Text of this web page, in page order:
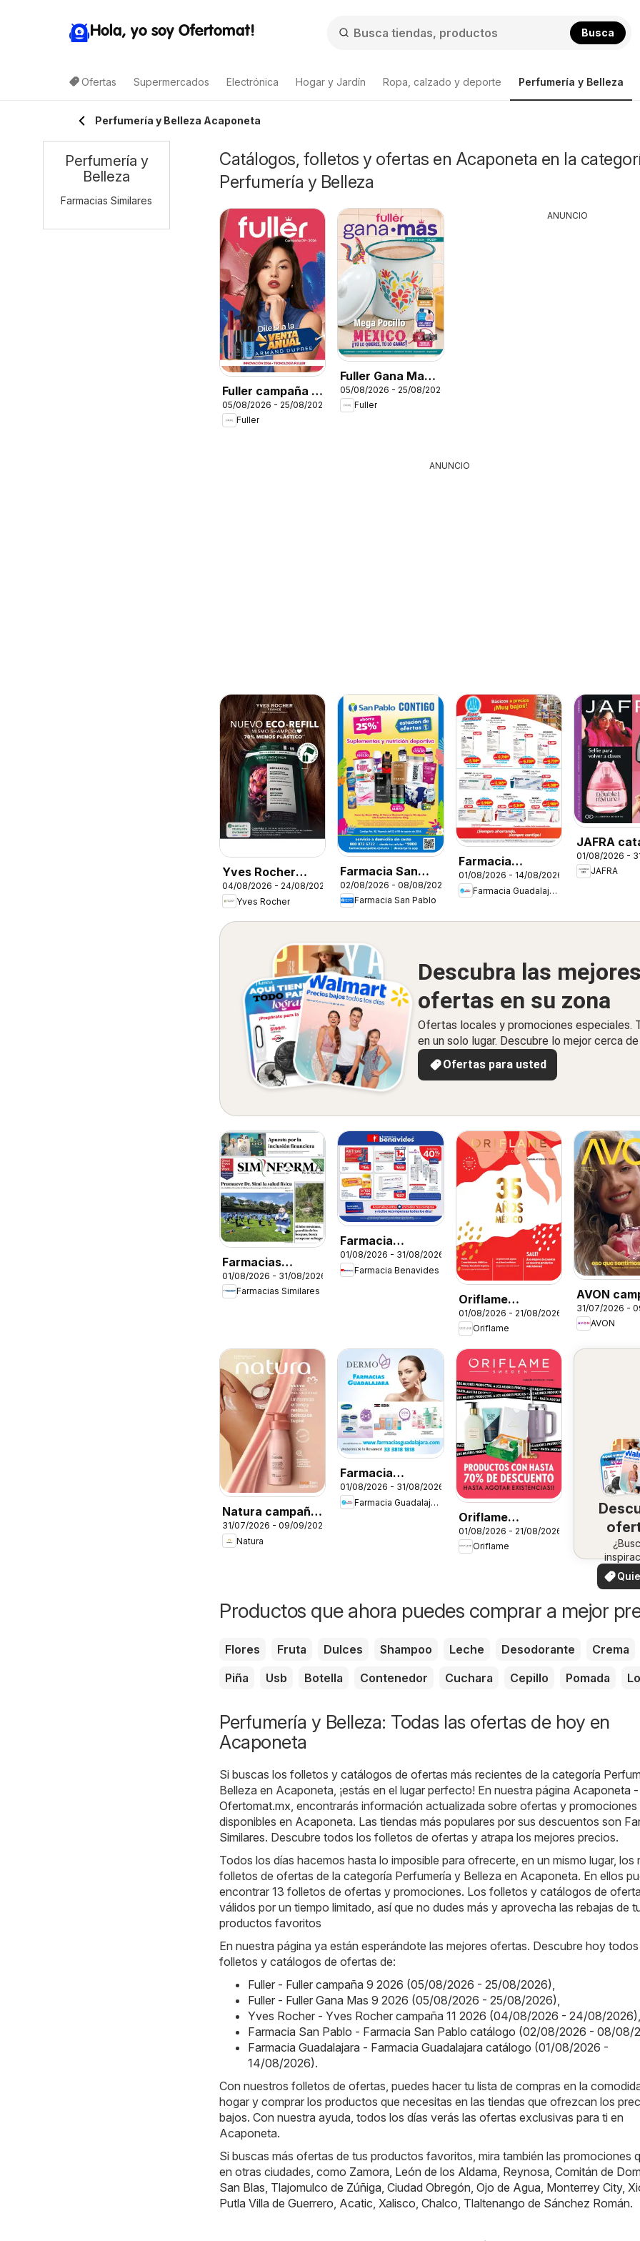
Hola, yo soy Ofertomat! Busca
Ofertas Supermercados Electrónica Hogar y Jardín Ropa, calzado y deporte Perfumería y Belleza
Perfumería y Belleza Acaponeta
Catálogos, folletos y ofertas en Acaponeta en la
Perfumería y Belleza
Fuller campaña 9
2026
05/08/2026 - 25/08/2026
Fuller
Fuller Gana Mas
9 2026
05/08/2026 - 25/08/2026
Fuller
ANUNCIO
ANUNCIO
Yves Rocher
campaña 11 2026
04/08/2026 - 24/08/2026
Yves Rocher
Farmacia San
Pablo catálogo
02/08/2026 - 08/08/2026
Farmacia San Pablo
Farmacia
Guadalajara
catálogo
01/08/2026 - 14/08/2026
Farmacia Guadalajara
JAFRA
01/08/2026 -
JAFRA
Descubra las mejores
ofertas en su zona
Ofertas locales y promociones especiales.
en un solo lugar. Descubre lo mejor cerca
Ofertas para usted
Farmacias
Similares
catálogo
01/08/2026 - 31/08/2026
Farmacias Similares
Farmacia
Benavides
catálogo
01/08/2026 - 31/08/2026
Farmacia Benavides
Oriflame
campaña 11 2026
01/08/2026 - 21/08/2026
Oriflame
AVON
12 2026
31/07/2026 -
AVON
Natura campaña
12 2026
31/07/2026 - 09/09/2026
Natura
Farmacia
Guadalajara
catálogo Dermo
01/08/2026 - 31/08/2026
Farmacia Guadalajara
Oriflame
catálogo Venta
Especial
01/08/2026 - 21/08/2026
Oriflame
en
¡Mira
ofertas
ver
Productos que ahora puedes comprar a mejor
Flores Fruta Dulces Shampoo Leche Desodorante
Crema
Piña
Usb Botella Contenedor Cuchara Cepillo Pomada
Perfumería y Belleza: Todas las ofertas de hoy en
Acaponeta
Si buscas los folletos y catálogos de ofertas más recientes de la categoría
Belleza en Acaponeta, ¡estás en el lugar perfecto! En nuestra página Acaponeta -
Ofertomat.mx , encontrarás información actualizada sobre ofertas y promociones
disponibles en Acaponeta. Las tiendas más populares por sus descuentos son
Similares. Descubre todos los folletos de ofertas y atrapa los mejores precios.
Todos los días hacemos hasta lo imposible para ofrecerte, en un mismo lugar, los
folletos de ofertas de la categoría Perfumería y Belleza en Acaponeta. En ellos
encontrar 13 folletos de ofertas y promociones. Los folletos y catálogos de
válidos por un tiempo limitado, así que no dudes más y aprovecha las rebajas de
productos favoritos
En nuestra página ya están esperándote las mejores ofertas. Descubre hoy
folletos y catálogos de ofertas de:
Fuller - Fuller campaña 9 2026 (05/08/2026 - 25/08/2026)
Fuller - Fuller Gana Mas 9 2026 (05/08/2026 - 25/08/2026)
Yves Rocher - Yves Rocher campaña 11 2026 (04/08/2026 - 24/08/2026)
Farmacia San Pablo - Farmacia San Pablo catálogo (02/08/2026 - 08/08/
Farmacia Guadalajara - Farmacia Guadalajara catálogo (01/08/2026 -
14/08/2026).
Con nuestros folletos de ofertas, puedes hacer tu lista de compras en la
hogar y comprar los productos que necesitas en las tiendas que ofrezcan los
bajos. Con nuestra ayuda, todos los días verás las ofertas exclusivas para ti en
Acaponeta.
Si buscas más ofertas de tus productos favoritos, mira también las promociones
en otras ciudades, como Zamora León de los Aldama Reynosa Comitán de
San Blas Tlajomulco de Zúñiga Ciudad Obregón Ojo de Agua Monterrey City,
Putla Villa de Guerrero Acatic Xalisco Chalco Tlaltenango de Sánchez Román.
Perfumería y
Belleza
Farmacias Similares